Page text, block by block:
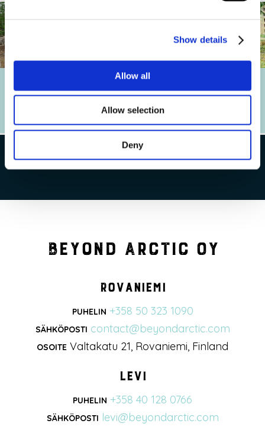
Show details
Allow all
Allow selection
Deny
Beyond Arctic Oy
Rovaniemi
PUHELIN +358 50 323 1090
SÄHKÖPOSTI contact@beyondarctic.com
OSOITE Valtakatu 21, Rovaniemi, Finland
Levi
PUHELIN +358 40 128 0766
SÄHKÖPOSTI levi@beyondarctic.com